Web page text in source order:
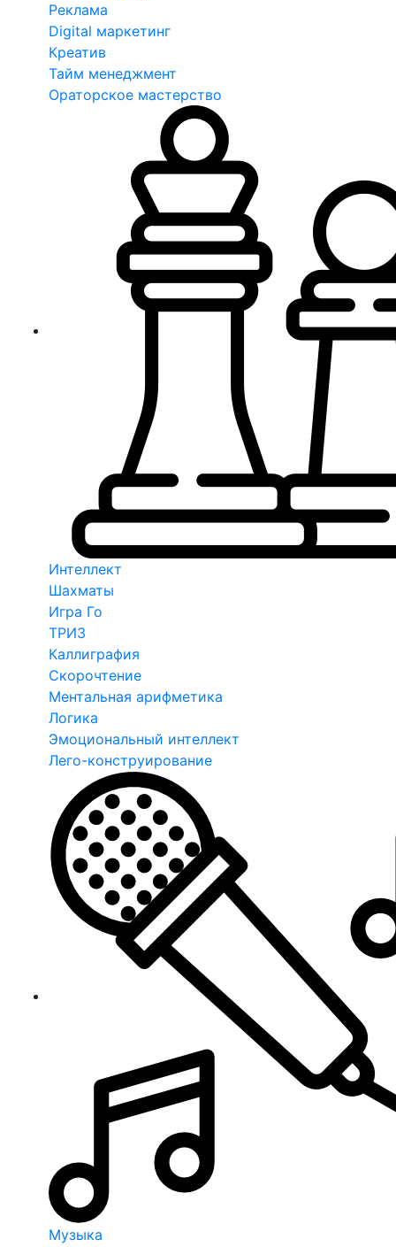
Реклама
Digital маркетинг
Креатив
Тайм менеджмент
Ораторское мастерство
Интеллект
Шахматы
Игра Го
ТРИЗ
Каллиграфия
Скорочтение
Ментальная арифметика
Логика
Эмоциональный интеллект
Лего-конструирование
Музыка